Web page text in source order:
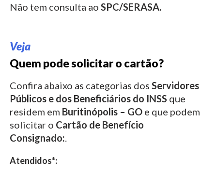
Não tem consulta ao SPC/SERASA.
Veja
Quem pode solicitar o cartão?
Confira abaixo as categorias dos Servidores
Públicos e dos Beneficiários do INSS que
residem em Buritinópolis – GO e que podem
solicitar o Cartão de Benefício
Consignado:.
Atendidos*: